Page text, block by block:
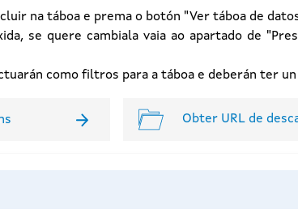
na táboa e prema o botón "Ver táboa de
se quere cambiala vaia ao apartado de
como filtros para a táboa e deberán ter
Obter URL de